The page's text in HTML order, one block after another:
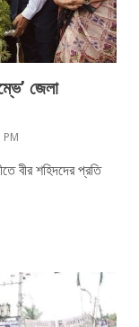
জেলা
বীর শহিদদের প্রতি